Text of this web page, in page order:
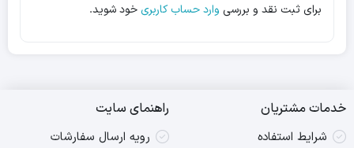
برای ثبت نقد و بررسی وارد حساب کاربریخود شوید.
خدمات مشتریان
شرایط استفاده
راهنمای سایت
رویه ارسال سفارشات